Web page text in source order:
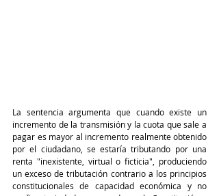
La sentencia argumenta que cuando existe un
incremento de la transmisión y la cuota que sale a
pagar es mayor al incremento realmente obtenido
por el ciudadano, se estaría tributando por una
renta "inexistente, virtual o ficticia", produciendo
un exceso de tributación contrario a los principios
constitucionales de capacidad económica y no